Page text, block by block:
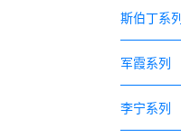
斯伯丁系列
军霞系列
李宁系列